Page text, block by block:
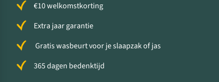
€10 welkomstkorting
Extra jaar garantie
Gratis wasbeurt voor je slaapzak of jas
365 dagen bedenktijd